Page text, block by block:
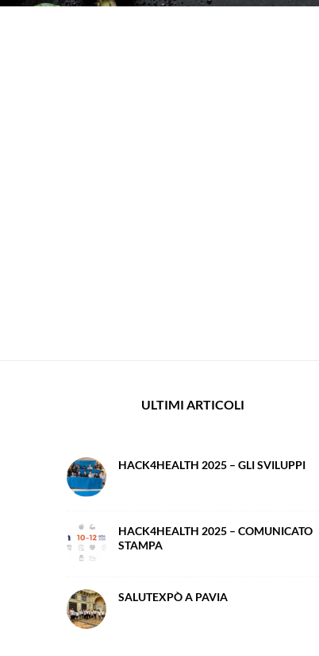
ULTIMI ARTICOLI
HACK4HEALTH 2025 – GLI SVILUPPI
HACK4HEALTH 2025 – COMUNICATO
STAMPA
SALUTEXPÒ A PAVIA